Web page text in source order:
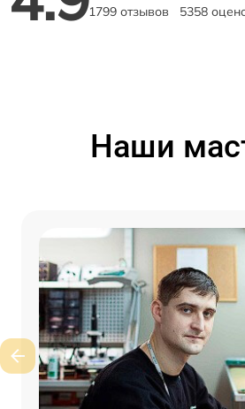
1799 отзывов 5358
Наши